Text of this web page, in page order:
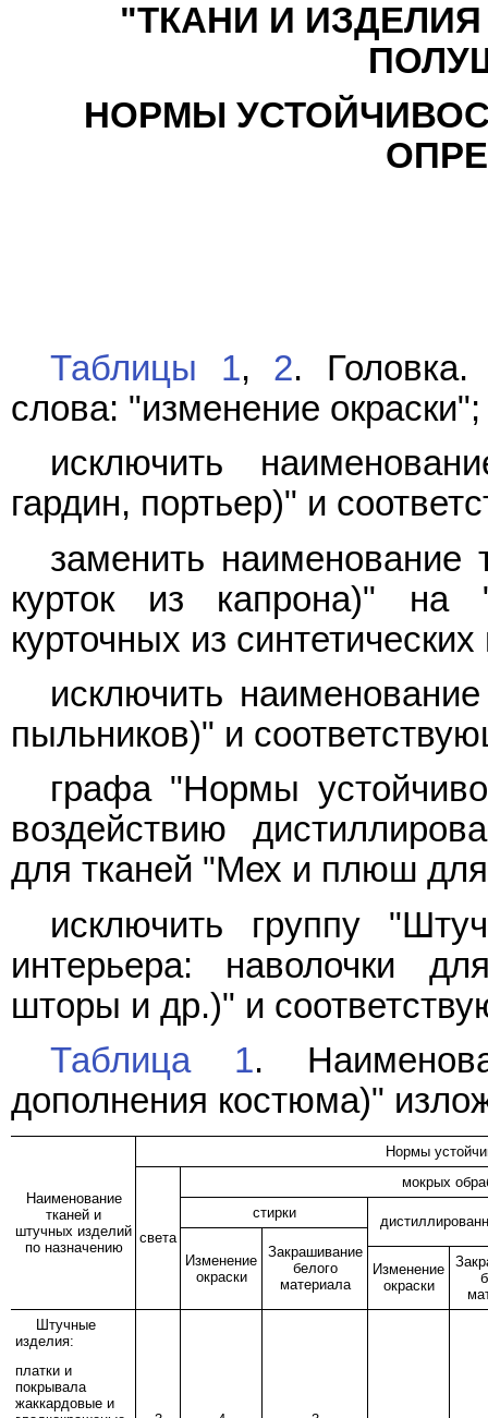
"ТКАНИ И
НОРМЫ
Таблицы 1, 2.
слова: "изменение окраски";
исключить
гардин, портьер)" и
заменить
курток из капрона)"
курточных из
исключить
пыльников)" и
графа "Нормы
воздействию
для тканей "Мех и плюш
исключить группу
интерьера: наволочки
шторы и др.)" и
Таблица 1.
дополнения костюма)"
Наименование
тканей и
штучных изделий
по назначению
Нормы
света
мокрых
стирки
Изменение
окраски
Закрашивание
белого
материала
Изменение
окраски
Штучные
изделия:
платки и
покрывала
жаккардовые и